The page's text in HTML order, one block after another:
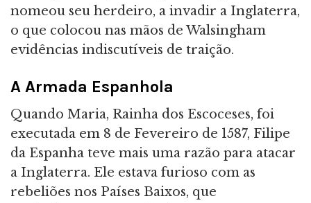
nomeou seu herdeiro, a invadir a Inglaterra,
o que colocou nas mãos de Walsingham
evidências indiscutíveis de traição.
A Armada Espanhola
Quando Maria, Rainha dos Escoceses, foi
executada em 8 de Fevereiro de 1587, Filipe
da Espanha teve mais uma razão para atacar
a Inglaterra. Ele estava furioso com as
rebeliões nos Países Baixos, que